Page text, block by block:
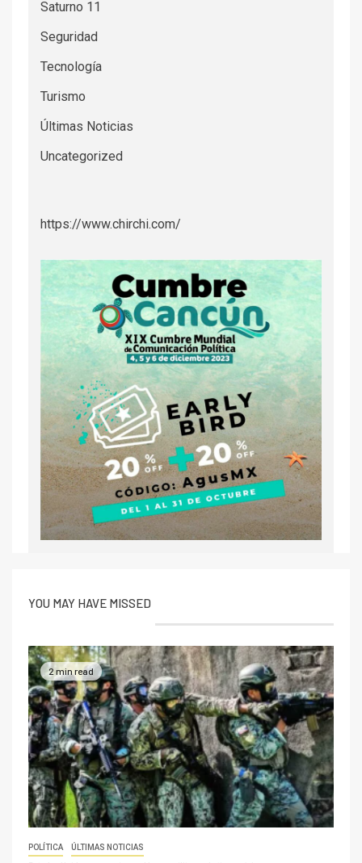
Saturno 11
Seguridad
Tecnología
Turismo
Últimas Noticias
Uncategorized
https://www.chirchi.com/
YOU MAY HAVE MISSED
2 min read
POLÍTICA ÚLTIMAS NOTICIAS